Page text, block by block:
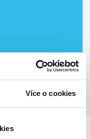
Více o cookies